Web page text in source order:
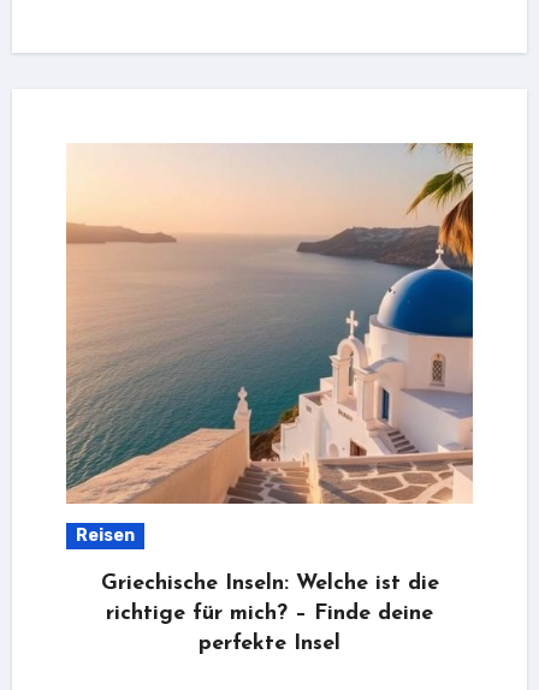
Reisen
Griechische Inseln: Welche ist die
richtige für mich? – Finde deine
perfekte Insel